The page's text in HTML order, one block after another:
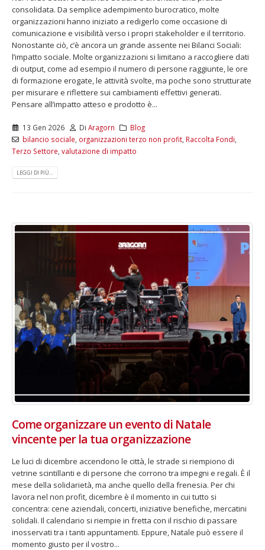
consolidata. Da semplice adempimento burocratico, molte
organizzazioni hanno iniziato a redigerlo come occasione di
comunicazione e visibilità verso i propri stakeholder e il territorio.
Nonostante ciò, c’è ancora un grande assente nei Bilanci Sociali:
l’impatto sociale. Molte organizzazioni si limitano a raccogliere dati
di output, come ad esempio il numero di persone raggiunte, le ore
di formazione erogate, le attività svolte, ma poche sono strutturate
per misurare e riflettere sui cambiamenti effettivi generati.
Pensare all’impatto atteso e prodotto è...
13 Gen 2026 DiAragorn
Blog
bilancio sociale organizzazioni terzo non profit, Raccolta Fondi
Terzo Settore valutazione di impatto
LEGGI DI PIÙ...
Come organizzare un evento di Natale
vincente per la tua organizzazione
Le luci di dicembre accendono le città, le strade si riempiono di
vetrine scintillanti e di persone che corrono tra impegni e regali. È il
mese della solidarietà, ma anche quello della frenesia. Per chi
lavora nel non profit, dicembre è il momento in cui tutto si
concentra: cene aziendali, concerti, iniziative benefiche, mercatini
solidali. Il calendario si riempie in fretta con il rischio di passare
inosservati tra i tanti appuntamenti. Eppure, Natale può essere il
momento giusto per il vostro...